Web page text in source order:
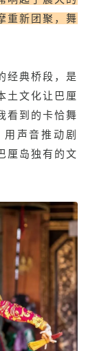
重新团聚，舞
经典桥段，是
土文化让巴厘
看到的卡恰舞
声音推动剧
厘岛独有的文